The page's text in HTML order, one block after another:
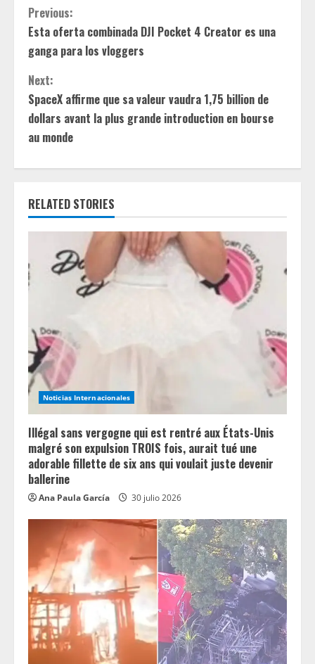
C
o
n
t
i
n
u
e
e
d
i
n
g
Previous:
Esta oferta combinada DJI Pocket 4 Creator es una
ganga para los vloggers
Next:
SpaceX affirme que sa valeur vaudra 1,75 billion de
dollars avant la plus grande introduction en bourse
au monde
RELATED STORIES
Noticias Internacionales
Illégal sans vergogne qui est rentré aux États-Unis
malgré son expulsion TROIS fois, aurait tué une
adorable fillette de six ans qui voulait juste devenir
ballerine
Ana Paula García 30 julio 2026